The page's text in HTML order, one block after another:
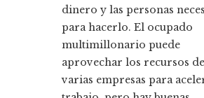
dinero y las personas
para hacerlo. El ocupado
multimillonario puede
aprovechar los recursos
varias empresas para